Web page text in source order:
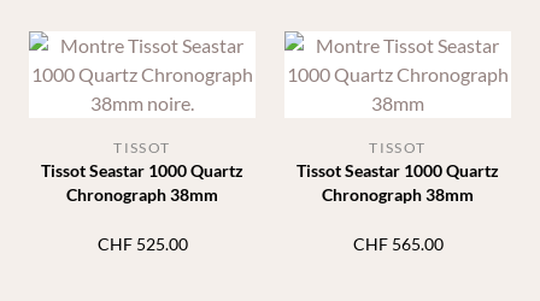
Tissot Seastar 1000 Quartz
Chronograph 38mm
TISSOT
CHF525.00
Tissot Seastar 1000 Quartz
Chronograph 38mm
TISSOT
CHF565.00